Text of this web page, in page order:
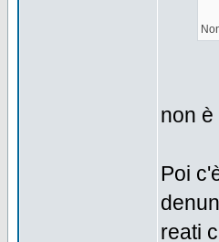
non
Poi
reati